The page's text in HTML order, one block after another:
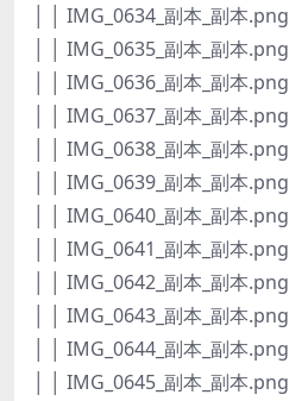
│ │ IMG_0634_副本_副本.png
│ │ IMG_0635_副本_副本.png
│ │ IMG_0636_副本_副本.png
│ │ IMG_0637_副本_副本.png
│ │ IMG_0638_副本_副本.png
│ │ IMG_0639_副本_副本.png
│ │ IMG_0640_副本_副本.png
│ │ IMG_0641_副本_副本.png
│ │ IMG_0642_副本_副本.png
│ │ IMG_0643_副本_副本.png
│ │ IMG_0644_副本_副本.png
│ │ IMG_0645_副本_副本.png